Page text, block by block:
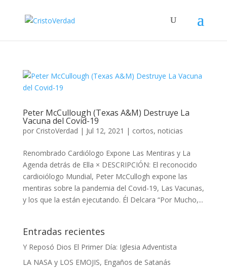
Peter McCullough (Texas A&M) Destruye La
Vacuna del Covid-19
por CristoVerdad | Jul 12, 2021 | cortos, noticias
Renombrado Cardiólogo Expone Las Mentiras y La
Agenda detrás de Ella × DESCRIPCIÓN: El reconocido
cardioiólogo Mundial, Peter McCullogh expone las
mentiras sobre la pandemia del Covid-19, Las Vacunas,
y los que la están ejecutando. Él Delcara “Por Mucho,...
Entradas recientes
Y Reposó Dios El Primer Día: Iglesia Adventista
LA NASA y LOS EMOJIS, Engaños de Satanás